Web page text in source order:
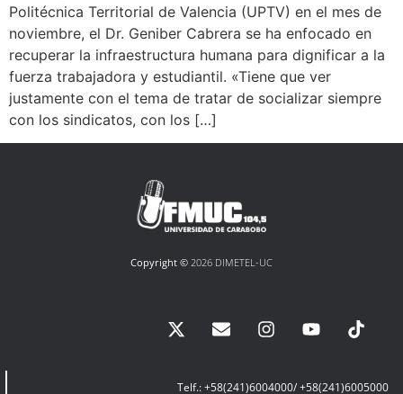
Politécnica Territorial de Valencia (UPTV) en el mes de
noviembre, el Dr. Geniber Cabrera se ha enfocado en
recuperar la infraestructura humana para dignificar a la
fuerza trabajadora y estudiantil. «Tiene que ver
justamente con el tema de tratar de socializar siempre
con los sindicatos, con los […]
Copyright © 2026 DIMETEL-UC
Telf.: +58(241)6004000/ +58(241)6005000